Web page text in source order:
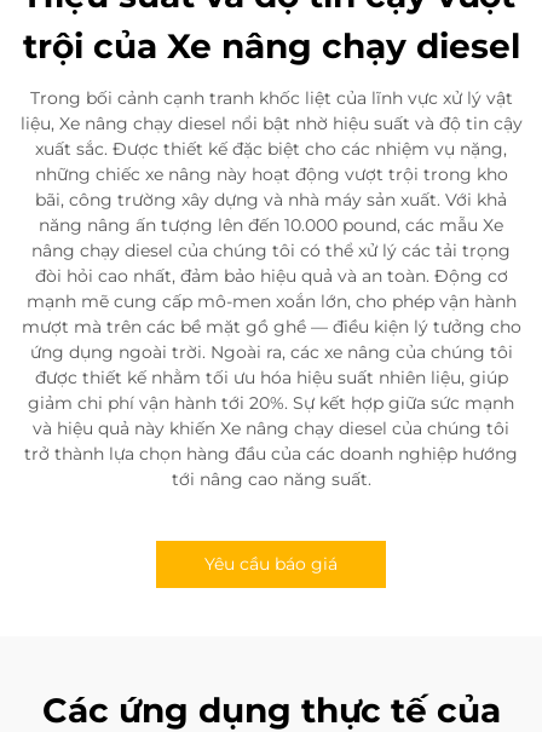
trội của Xe nâng chạy diesel
Trong bối cảnh cạnh tranh khốc liệt của lĩnh vực xử lý vật
liệu, Xe nâng chạy diesel nổi bật nhờ hiệu suất và độ tin cậy
xuất sắc. Được thiết kế đặc biệt cho các nhiệm vụ nặng,
những chiếc xe nâng này hoạt động vượt trội trong kho
bãi, công trường xây dựng và nhà máy sản xuất. Với khả
năng nâng ấn tượng lên đến 10.000 pound, các mẫu Xe
nâng chạy diesel của chúng tôi có thể xử lý các tải trọng
đòi hỏi cao nhất, đảm bảo hiệu quả và an toàn. Động cơ
mạnh mẽ cung cấp mô-men xoắn lớn, cho phép vận hành
mượt mà trên các bề mặt gồ ghề — điều kiện lý tưởng cho
ứng dụng ngoài trời. Ngoài ra, các xe nâng của chúng tôi
được thiết kế nhằm tối ưu hóa hiệu suất nhiên liệu, giúp
giảm chi phí vận hành tới 20%. Sự kết hợp giữa sức mạnh
và hiệu quả này khiến Xe nâng chạy diesel của chúng tôi
trở thành lựa chọn hàng đầu của các doanh nghiệp hướng
tới nâng cao năng suất.
Yêu cầu báo giá
Các ứng dụng thực tế của